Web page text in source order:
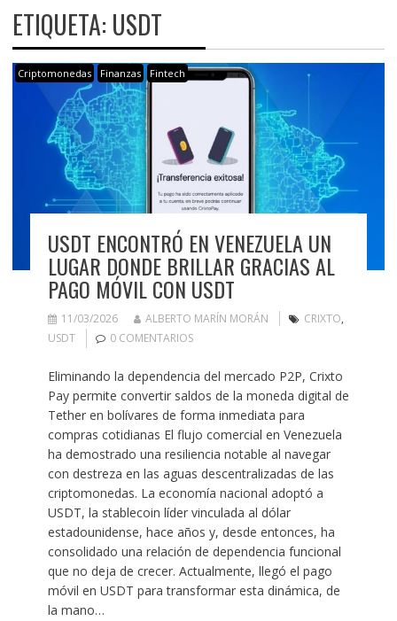
ETIQUETA: USDT
Criptomonedas Finanzas Fintech
USDT ENCONTRÓ EN VENEZUELA UN
LUGAR DONDE BRILLAR GRACIAS AL
PAGO MÓVIL CON USDT
11/03/2026 ALBERTO MARÍN MORÁN CRIXTO,
USDT
0 COMENTARIOS
Eliminando la dependencia del mercado P2P, Crixto
Pay permite convertir saldos de la moneda digital de
Tether en bolívares de forma inmediata para
compras cotidianas El flujo comercial en Venezuela
ha demostrado una resiliencia notable al navegar
con destreza en las aguas descentralizadas de las
criptomonedas. La economía nacional adoptó a
USDT, la stablecoin líder vinculada al dólar
estadounidense, hace años y, desde entonces, ha
consolidado una relación de dependencia funcional
que no deja de crecer. Actualmente, llegó el pago
móvil en USDT para transformar esta dinámica, de
la mano…